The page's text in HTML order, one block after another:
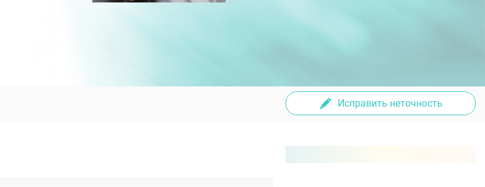
Исправить неточность